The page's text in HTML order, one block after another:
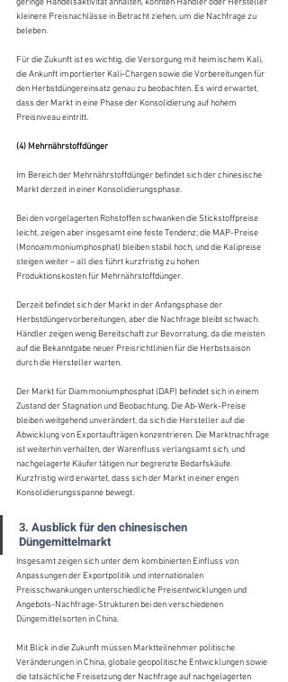
kleinere Preisnachlässe in Betracht ziehen, um die Nachfrage zu
beleben.
Für die Zukunft ist es wichtig, die Versorgung mit heimischem Kali,
die Ankunft importierter Kali-Chargen sowie die Vorbereitungen für
den Herbstdüngereinsatz genau zu beobachten. Es wird erwartet,
dass der Markt in eine Phase der Konsolidierung auf hohem
Preisniveau eintritt.
(4) Mehrnährstoffdünger
Im Bereich der Mehrnährstoffdünger befindet sich der chinesische
Markt derzeit in einer Konsolidierungsphase.
Bei den vorgelagerten Rohstoffen schwanken die Stickstoffpreise
leicht, zeigen aber insgesamt eine feste Tendenz; die MAP-Preise
(Monoammoniumphosphat) bleiben stabil hoch, und die Kalipreise
steigen weiter – all dies führt kurzfristig zu hohen
Produktionskosten für Mehrnährstoffdünger.
Derzeit befindet sich der Markt in der Anfangsphase der
Herbstdüngervorbereitungen, aber die Nachfrage bleibt schwach.
Händler zeigen wenig Bereitschaft zur Bevorratung, da die meisten
auf die Bekanntgabe neuer Preisrichtlinien für die Herbstsaison
durch die Hersteller warten.
Der Markt für Diammoniumphosphat (DAP) befindet sich in einem
Zustand der Stagnation und Beobachtung. Die Ab-Werk-Preise
bleiben weitgehend unverändert, da sich die Hersteller auf die
Abwicklung von Exportaufträgen konzentrieren. Die Marktnachfrage
ist weiterhin verhalten, der Warenfluss verlangsamt sich, und
nachgelagerte Käufer tätigen nur begrenzte Bedarfskäufe.
Kurzfristig wird erwartet, dass sich der Markt in einer engen
Konsolidierungsspanne bewegt.
3. Ausblick für den chinesischen
Düngemittelmarkt
Insgesamt zeigen sich unter dem kombinierten Einfluss von
Anpassungen der Exportpolitik und internationalen
Preisschwankungen unterschiedliche Preisentwicklungen und
Angebots-Nachfrage-Strukturen bei den verschiedenen
Düngemittelsorten in China.
Mit Blick in die Zukunft müssen Marktteilnehmer politische
Veränderungen in China, globale geopolitische Entwicklungen sowie
die tatsächliche Freisetzung der Nachfrage auf nachgelagerten